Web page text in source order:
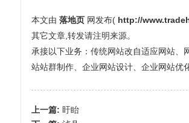
本文由 落地页 网发布( http://
其它文章,转发请注明来源。
承接以下业务：传统网站改自适应网站、
站站群制作、企业网站设计、企业网站优
上一篇: 盱眙